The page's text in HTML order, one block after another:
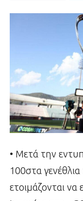
• Μετά την
100στα
ετοιμάζονται να